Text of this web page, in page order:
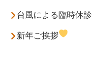
台風による臨時休診
新年ご挨拶